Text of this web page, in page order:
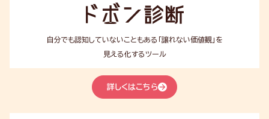
ド
ボ
診
自分でも認知していないこともある「譲れない価値観」を
見える化するツール
詳しくはこちら